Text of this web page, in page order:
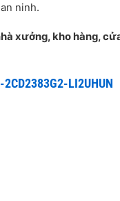
ninh.
xưởng, kho hàng,
LI2UHUN